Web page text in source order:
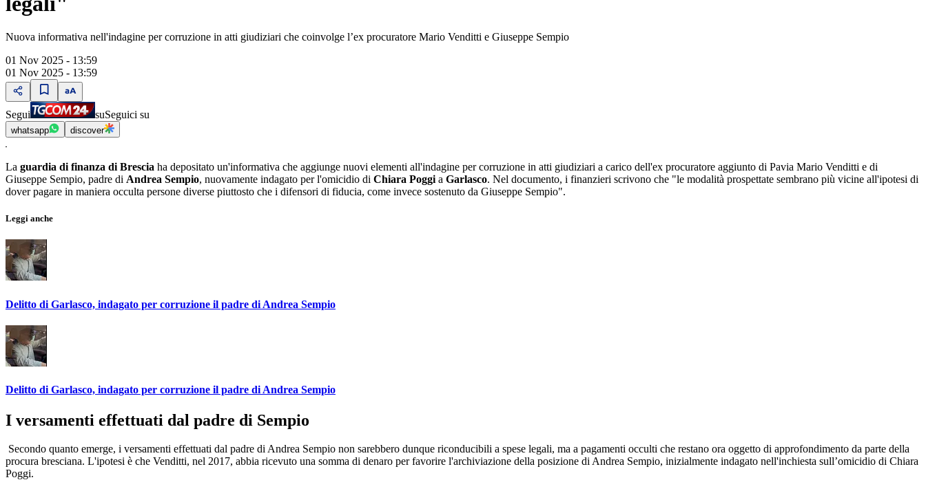
Nuova informativa nell'indagine per corruzione in atti giudiziari che coinvolge l’ex procuratore Mario Venditti e Giuseppe Sempio
01 Nov 2025 - 13:59
01 Nov 2025 - 13:59
Segui suSeguici su
whatsapp discover
La guardia di finanza di Brescia ha depositato un'informativa che aggiunge nuovi elementi all'indagine per corruzione in atti giudiziari a carico dell'ex procuratore aggiunto di Pavia Mario Venditti e di
Giuseppe Sempio, padre di Andrea Sempio, nuovamente indagato per l'omicidio di Chiara Poggi a Garlasco. Nel documento, i finanzieri scrivono che "le modalità prospettate sembrano più vicine all'ipotesi di
dover pagare in maniera occulta persone diverse piuttosto che i difensori di fiducia, come invece sostenuto da Giuseppe Sempio".
Leggi anche
Delitto di Garlasco, indagato per corruzione il padre di Andrea Sempio
Delitto di Garlasco, indagato per corruzione il padre di Andrea Sempio
I versamenti effettuati dal padre di Sempio
Secondo quanto emerge, i versamenti effettuati dal padre di Andrea Sempio non sarebbero dunque riconducibili a spese legali, ma a pagamenti occulti che restano ora oggetto di approfondimento da parte della
procura bresciana. L'ipotesi è che Venditti, nel 2017, abbia ricevuto una somma di denaro per favorire l'archiviazione della posizione di Andrea Sempio, inizialmente indagato nell'inchiesta sull’omicidio di Chiara
Poggi.